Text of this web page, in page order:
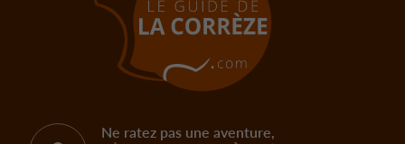
Ne ratez pas une aventure,